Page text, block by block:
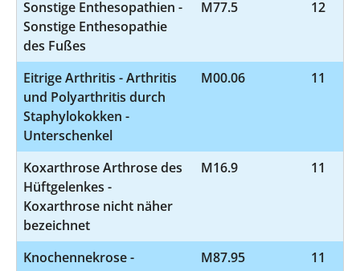
Sonstige Enthesopathien -
Sonstige Enthesopathie
des Fußes
M77.5 12
Eitrige Arthritis - Arthritis
und Polyarthritis durch
Staphylokokken -
Unterschenkel
M00.06 11
Koxarthrose Arthrose des
Hüftgelenkes -
Koxarthrose nicht näher
bezeichnet
M16.9 11
Knochennekrose -
M87.95 11